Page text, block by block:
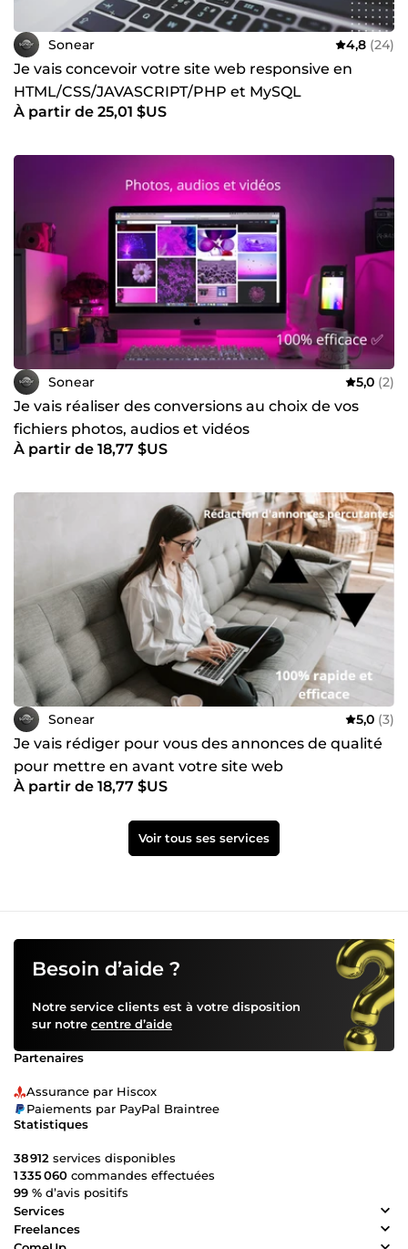
Sonear 4,8 (24)
Je vais concevoir votre site web responsive en
HTML/CSS/JAVASCRIPT/PHP et MySQL
À partir de 25,01 $US
Sonear 5,0 (2)
Je vais réaliser des conversions au choix de vos
fichiers photos, audios et vidéos
À partir de 18,77 $US
Sonear 5,0 (3)
Je vais rédiger pour vous des annonces de qualité
pour mettre en avant votre site web
À partir de 18,77 $US
Voir tous ses services
Besoin d’aide ?
Notre service clients est à votre disposition
sur notre centre d’aide
Partenaires
Assurance par Hiscox
Paiements par PayPal Braintree
Statistiques
38 912 services disponibles
1 335 060 commandes effectuées
99 % d’avis positifs
Services
Freelances